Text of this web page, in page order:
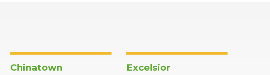
Chinatown Excelsior